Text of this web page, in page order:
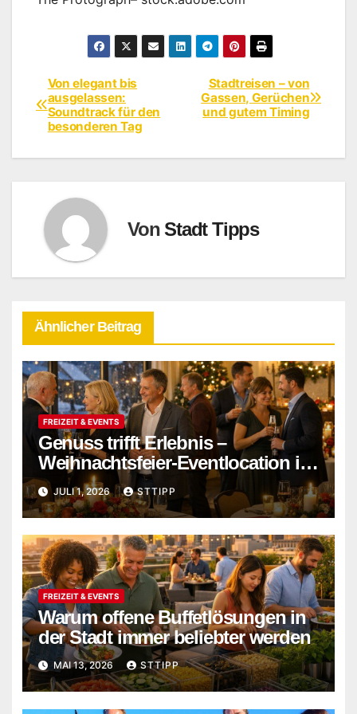
BeitragsnavigationStadtreisen – von
Gassen, Gerüchen
und gutem Timing
Von elegant bis
ausgelassen:
Soundtrack für den
besonderen Tag
VonStadt Tipps
Ähnlicher Beitrag
FREIZEIT & EVENTS
Genuss trifft Erlebnis –
Weihnachtsfeier-Eventlocation in
Flensburg buchen
JULI 1, 2026 STTIPP
FREIZEIT & EVENTS
Warum offene Buffetlösungen in
der Stadt immer beliebter werden
MAI 13, 2026 STTIPP